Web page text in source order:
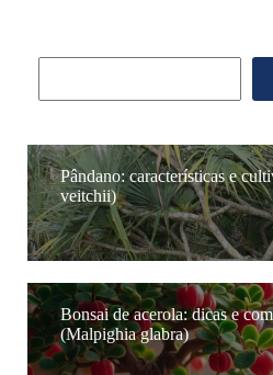
Pândano: características e
veitchii)
Bonsai de acerola: dicas e
(Malpighia glabra)